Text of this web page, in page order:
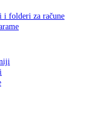
i folderi za račune